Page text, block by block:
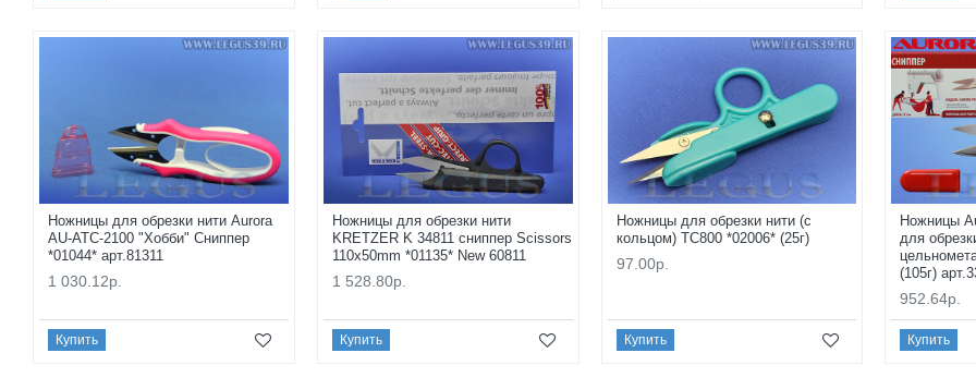
Ножницы для обрезки нити Aurora
AU-ATC-2100 "Хобби" Сниппер
*01044* арт.81311
1 030.12р.
Купить
Ножницы для обрезки нити
KRETZER K 34811 сниппер Scissors
110x50mm *01135* New 60811
1 528.80р.
Купить
Ножницы для обрезки нити (с
кольцом) TC800 *02006* (25г)
97.00р.
Купить
Ножницы
для
(105г)
952.64р.
Купить